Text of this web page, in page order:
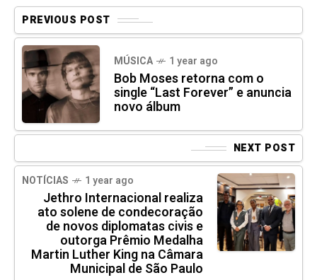
PREVIOUS POST
MÚSICA 1 year ago
Bob Moses retorna com o
single “Last Forever” e anuncia
novo álbum
NEXT POST
NOTÍCIAS 1 year ago
Jethro Internacional realiza
ato solene de condecoração
de novos diplomatas civis e
outorga Prêmio Medalha
Martin Luther King na Câmara
Municipal de São Paulo